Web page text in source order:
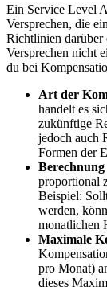
Ein Service Level
Versprechen, die
Richtlinien darüber
Versprechen nicht
du bei
Art der
handelt es
zukünftige
jedoch auch
Formen der
proportional
Beispiel:
werden,
monatlichen
Maximale
pro Monat)
dieses